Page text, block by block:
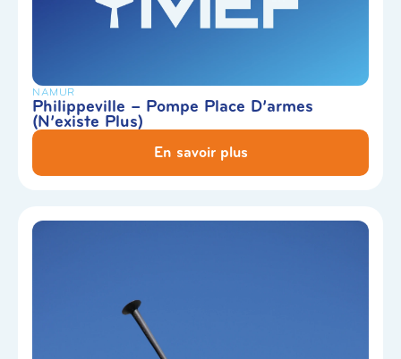
NAMUR
Philippeville – Pompe Place D’armes
(N’existe Plus)
En savoir plus